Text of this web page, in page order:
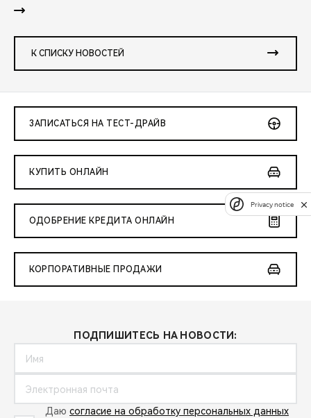
К СПИСКУ НОВОСТЕЙ
ЗАПИСАТЬСЯ НА ТЕСТ-ДРАЙВ
КУПИТЬ ОНЛАЙН
ОДОБРЕНИЕ КРЕДИТА ОНЛАЙН
КОРПОРАТИВНЫЕ ПРОДАЖИ
ПОДПИШИТЕСЬ НА НОВОСТИ:
Даю согласие на обработку персональных данных
Privacy notice